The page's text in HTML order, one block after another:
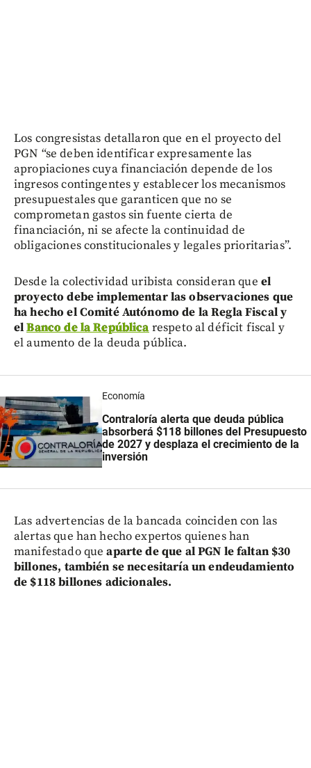
Los congresistas detallaron que en el proyecto del
PGN “se deben identificar expresamente las
apropiaciones cuya financiación depende de los
ingresos contingentes y establecer los mecanismos
presupuestales que garanticen que no se
comprometan gastos sin fuente cierta de
financiación, ni se afecte la continuidad de
obligaciones constitucionales y legales prioritarias”.
Desde la colectividad uribista consideran que el
proyecto debe implementar las observaciones que
ha hecho el Comité Autónomo de la Regla Fiscal y
elBanco de la República respeto al déficit fiscal y
el aumento de la deuda pública.
Economía
Contraloría alerta que deuda pública
absorberá $118 billones del Presupuesto
de 2027 y desplaza el crecimiento de la
inversión
Las advertencias de la bancada coinciden con las
alertas que han hecho expertos quienes han
manifestado queaparte de que al PGN le faltan $30
billones, también se necesitaría un endeudamiento
de $118 billones adicionales.